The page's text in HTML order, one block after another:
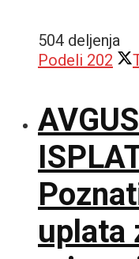
504 deljenja
Podeli 202
uplata